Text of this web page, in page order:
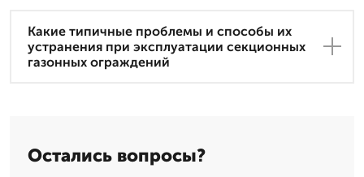
Какие типичные проблемы и способы их
устранения при эксплуатации секционных
газонных ограждений
Остались вопросы?